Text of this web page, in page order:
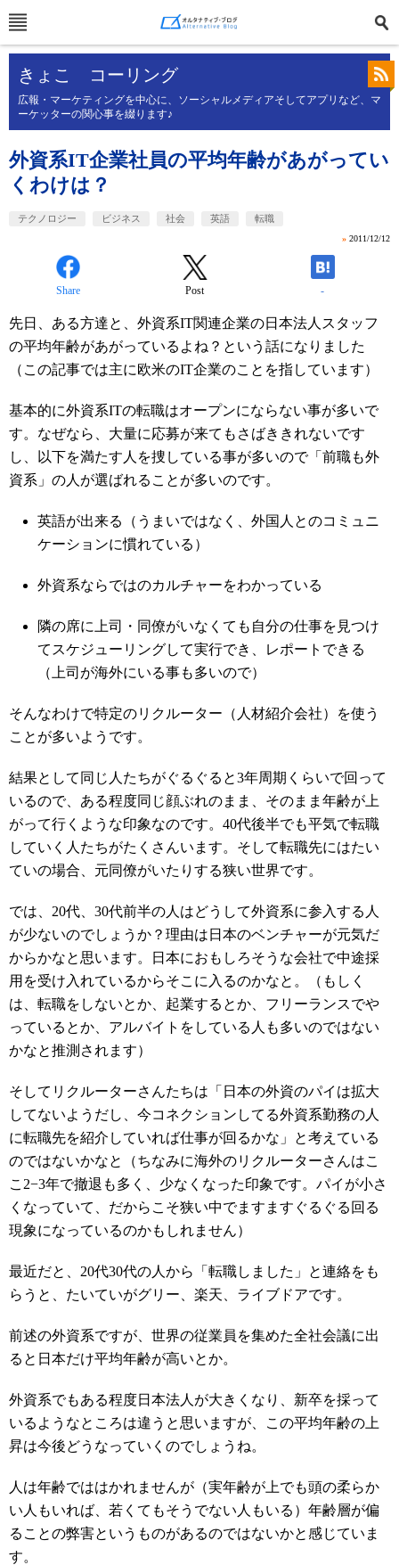
きょこ コーリング
広報・マーケティングを中心に、ソーシャルメディアそしてアプリなど、マ
ーケッターの関心事を綴ります♪
外資系IT企業社員の平均年齢があがってい
くわけは？
テクノロジー ビジネス 社会 英語 転職
» 2011/12/12
Share Post -
先日、ある方達と、外資系IT関連企業の日本法人スタッフ
の平均年齢があがっているよね？という話になりました
（この記事では主に欧米のIT企業のことを指しています）
基本的に外資系ITの転職はオープンにならない事が多いで
す。なぜなら、大量に応募が来てもさばききれないです
し、以下を満たす人を捜している事が多いので「前職も外
資系」の人が選ばれることが多いのです。
英語が出来る（うまいではなく、外国人とのコミュニ
ケーションに慣れている）
外資系ならではのカルチャーをわかっている
隣の席に上司・同僚がいなくても自分の仕事を見つけ
てスケジューリングして実行でき、レポートできる
（上司が海外にいる事も多いので）
そんなわけで特定のリクルーター（人材紹介会社）を使う
ことが多いようです。
結果として同じ人たちがぐるぐると3年周期くらいで回って
いるので、ある程度同じ顔ぶれのまま、そのまま年齢が上
がって行くような印象なのです。40代後半でも平気で転職
していく人たちがたくさんいます。そして転職先にはたい
ていの場合、元同僚がいたりする狭い世界です。
では、20代、30代前半の人はどうして外資系に参入する人
が少ないのでしょうか？理由は日本のベンチャーが元気だ
からかなと思います。日本におもしろそうな会社で中途採
用を受け入れているからそこに入るのかなと。（もしく
は、転職をしないとか、起業するとか、フリーランスでや
っているとか、アルバイトをしている人も多いのではない
かなと推測されます）
そしてリクルーターさんたちは「日本の外資のパイは拡大
してないようだし、今コネクションしてる外資系勤務の人
に転職先を紹介していれば仕事が回るかな」と考えている
のではないかなと（ちなみに海外のリクルーターさんはこ
こ2−3年で撤退も多く、少なくなった印象です。パイが小さ
くなっていて、だからこそ狭い中でますますぐるぐる回る
現象になっているのかもしれません）
最近だと、20代30代の人から「転職しました」と連絡をも
らうと、たいていがグリー、楽天、ライブドアです。
前述の外資系ですが、世界の従業員を集めた全社会議に出
ると日本だけ平均年齢が高いとか。
外資系でもある程度日本法人が大きくなり、新卒を採って
いるようなところは違うと思いますが、この平均年齢の上
昇は今後どうなっていくのでしょうね。
人は年齢でははかれませんが（実年齢が上でも頭の柔らか
い人もいれば、若くてもそうでない人もいる）年齢層が偏
ることの弊害というものがあるのではないかと感じていま
す。